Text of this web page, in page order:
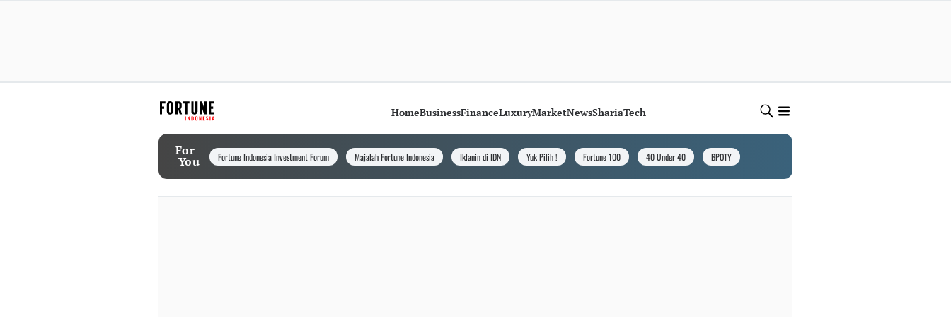
HomeBusinessFinanceLuxuryMarketNewsShariaTech
For
You Fortune Indonesia Investment Forum Majalah Fortune Indonesia Iklanin di IDN Yuk Pilih ! Fortune 100 40 Under 40 BPOTY